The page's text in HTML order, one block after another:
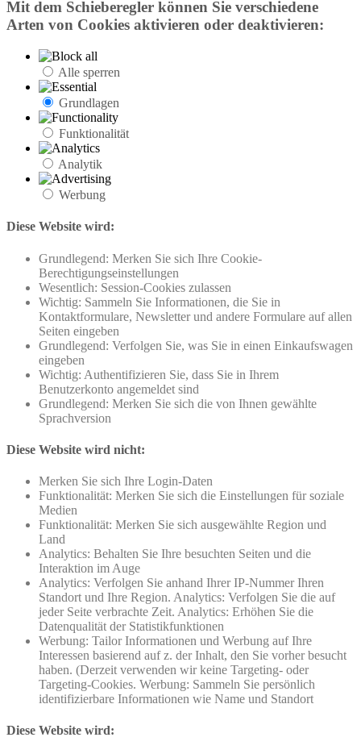
Mit dem Schieberegler können Sie verschiedene
Arten von Cookies aktivieren oder deaktivieren:
Alle sperren
Grundlagen
Funktionalität
Analytik
Werbung
Diese Website wird:
Grundlegend: Merken Sie sich Ihre Cookie-
Berechtigungseinstellungen
Wesentlich: Session-Cookies zulassen
Wichtig: Sammeln Sie Informationen, die Sie in
Kontaktformulare, Newsletter und andere Formulare auf allen
Seiten eingeben
Grundlegend: Verfolgen Sie, was Sie in einen Einkaufswagen
eingeben
Wichtig: Authentifizieren Sie, dass Sie in Ihrem
Benutzerkonto angemeldet sind
Grundlegend: Merken Sie sich die von Ihnen gewählte
Sprachversion
Diese Website wird nicht:
Merken Sie sich Ihre Login-Daten
Funktionalität: Merken Sie sich die Einstellungen für soziale
Medien
Funktionalität: Merken Sie sich ausgewählte Region und
Land
Analytics: Behalten Sie Ihre besuchten Seiten und die
Interaktion im Auge
Analytics: Verfolgen Sie anhand Ihrer IP-Nummer Ihren
Standort und Ihre Region. Analytics: Verfolgen Sie die auf
jeder Seite verbrachte Zeit. Analytics: Erhöhen Sie die
Datenqualität der Statistikfunktionen
Werbung: Tailor Informationen und Werbung auf Ihre
Interessen basierend auf z. der Inhalt, den Sie vorher besucht
haben. (Derzeit verwenden wir keine Targeting- oder
Targeting-Cookies. Werbung: Sammeln Sie persönlich
identifizierbare Informationen wie Name und Standort
Diese Website wird: